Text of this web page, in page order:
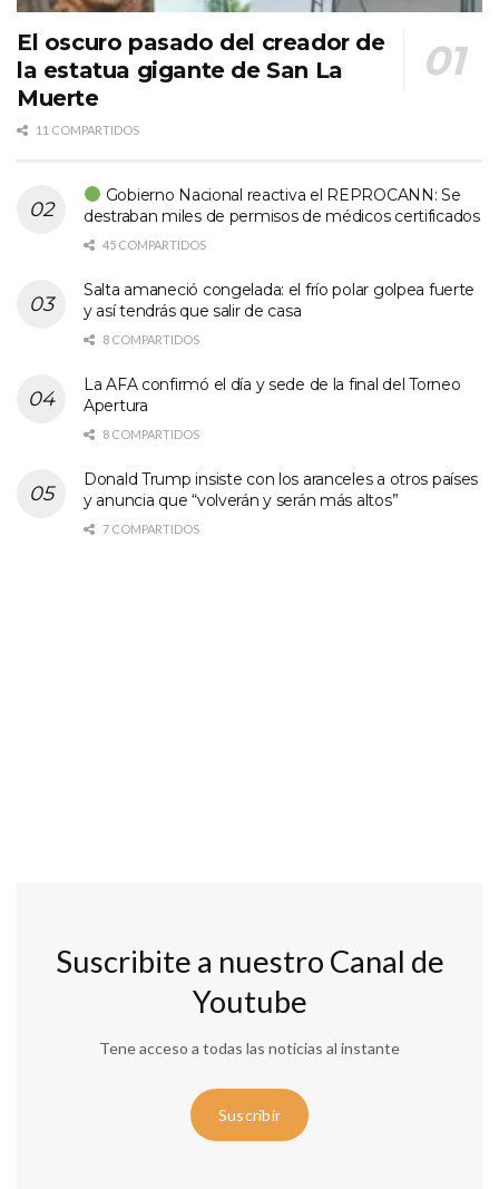
El oscuro pasado del creador de
la estatua gigante de San La
Muerte
11 COMPARTIDOS
Gobierno Nacional reactiva el REPROCANN: Se
destraban miles de permisos de médicos certificados
45 COMPARTIDOS
Salta amaneció congelada: el frío polar golpea fuerte
y así tendrás que salir de casa
8 COMPARTIDOS
La AFA confirmó el día y sede de la final del Torneo
Apertura
8 COMPARTIDOS
Donald Trump insiste con los aranceles a otros países
y anuncia que “volverán y serán más altos”
7 COMPARTIDOS
Suscribite a nuestro Canal de
Youtube
Tene acceso a todas las noticias al instante
Suscribir